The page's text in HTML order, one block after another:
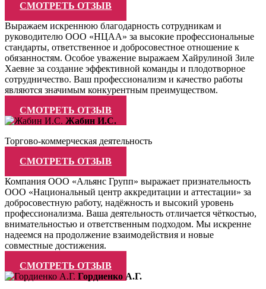
СМОТРЕТЬ ОТЗЫВ
Выражаем искреннюю благодарность сотрудникам и
руководителю ООО «НЦАА» за высокие профессиональные
стандарты, ответственное и добросовестное отношение к
обязанностям. Особое уважение выражаем Хайрулиной Зиле
Хаевне за создание эффективной команды и плодотворное
сотрудничество. Ваш профессионализм и качество работы
являются значимым конкурентным преимуществом.
СМОТРЕТЬ ОТЗЫВ
Жабин И.С.
Торгово-коммерческая деятельность
СМОТРЕТЬ ОТЗЫВ
Компания ООО «Альянс Групп» выражает признательность
ООО «Национальный центр аккредитации и аттестации» за
добросовестную работу, надёжность и высокий уровень
профессионализма. Ваша деятельность отличается чёткостью,
внимательностью и ответственным подходом. Мы искренне
надеемся на продолжение взаимодействия и новые
совместные достижения.
СМОТРЕТЬ ОТЗЫВ
Гордиенко А.Г.